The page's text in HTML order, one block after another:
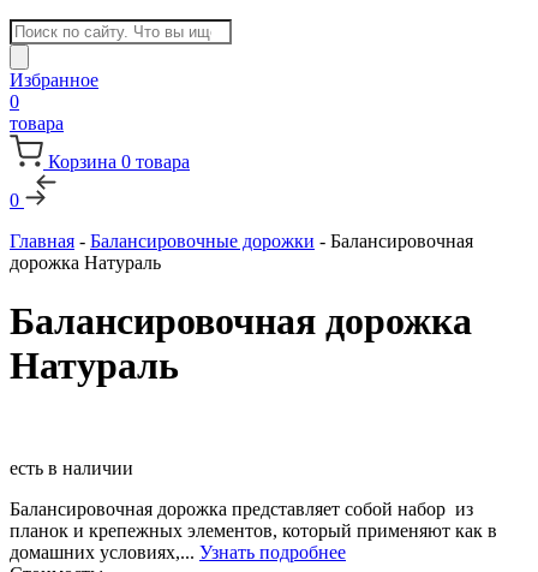
Поиск
товаров
Избранное
0
товара
Корзина 0 товара
0
Главная - Балансировочные дорожки - Балансировочная
дорожка Натураль
Балансировочная дорожка
Натураль
есть в наличии
Балансировочная дорожка представляет собой набор из
планок и крепежных элементов, который применяют как в
домашних условиях,... Узнать подробнее